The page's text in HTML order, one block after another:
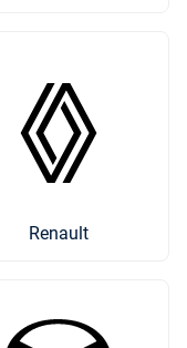
Renault